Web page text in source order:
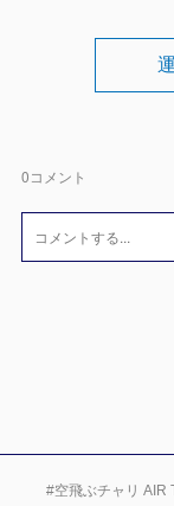
0コメント
#空飛ぶチャリ AIR